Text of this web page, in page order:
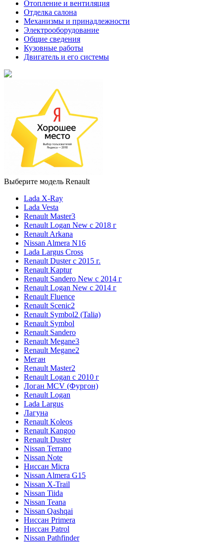
Отопление и вентиляция
Отделка салона
Механизмы и принадлежности
Электрооборудование
Общие сведения
Кузовные работы
Двигатель и его системы
Выберите модель Renault
Lada X-Ray
Lada Vesta
Renault Master3
Renault Logan New с 2018 г
Renault Arkana
Nissan Almera N16
Lada Largus Cross
Renault Duster с 2015 г.
Renault Kaptur
Renault Sandero New с 2014 г
Renault Logan New с 2014 г
Renault Fluence
Renault Scenic2
Renault Symbol2 (Talia)
Renault Symbol
Renault Sandero
Renault Megane3
Renault Megane2
Меган
Renault Master2
Renault Logan c 2010 г
Логан МСV (Фургон)
Renault Logan
Lada Largus
Лагуна
Renault Koleos
Renault Kangoo
Renault Duster
Nissan Terrano
Nissan Note
Ниссан Micra
Nissan Almera G15
Nissan X-Trail
Nissan Tiida
Nissan Teana
Nissan Qashqai
Ниссан Primera
Ниссан Patrol
Nissan Pathfinder